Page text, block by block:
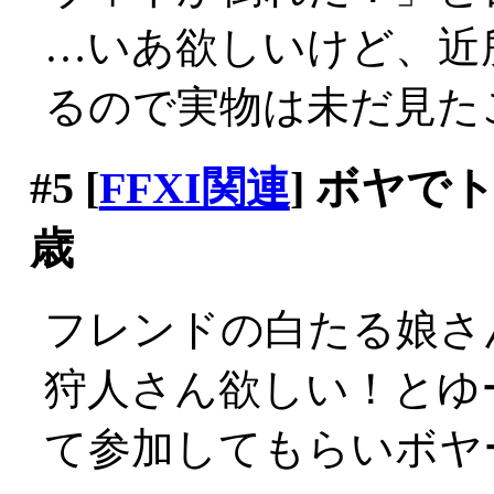
…いあ欲しいけど、近
るので実物は未だ見
#5 [FFXI関連] ボヤで
歳
フレンドの白たる娘
狩人さん欲しい！と
て参加してもらいボ